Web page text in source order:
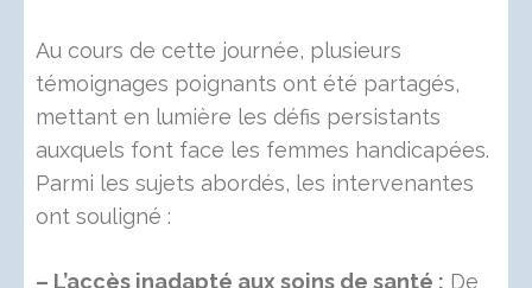
Au cours de cette journée, plusieurs
témoignages poignants ont été partagés,
mettant en lumière les défis persistants
auxquels font face les femmes handicapées.
Parmi les sujets abordés, les intervenantes
ont souligné :
– L’accès inadapté aux soins de santé : De